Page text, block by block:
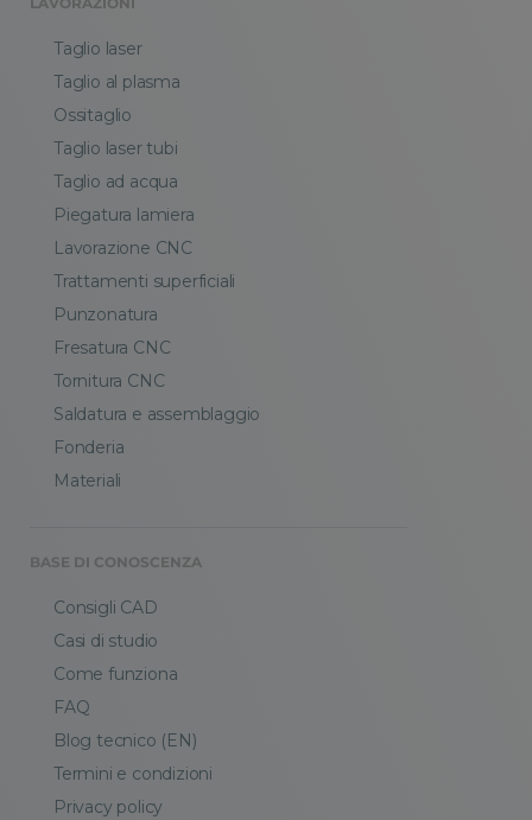
Taglio laser
Taglio al plasma
Ossitaglio
Taglio laser tubi
Taglio ad acqua
Piegatura lamiera
Lavorazione CNC
Trattamenti superficiali
Punzonatura
Fresatura CNC
Tornitura CNC
Saldatura e assemblaggio
Fonderia
Materiali
BASE DI CONOSCENZA
Consigli CAD
Casi di studio
Come funziona
FAQ
Blog tecnico (EN)
Termini e condizioni
Privacy policy